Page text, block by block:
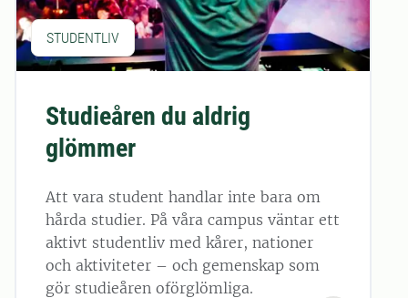
STUDENTLIV
Studieåren du aldrig
glömmer
Att vara student handlar inte bara om
hårda studier. På våra campus väntar ett
aktivt studentliv med kårer, nationer
och aktiviteter – och gemenskap som
gör studieåren oförglömliga.